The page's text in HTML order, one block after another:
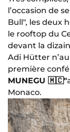
l’occasion de
Bull", les deux
le rooftop du
devant la
Adi Hütter
première
MUNEGU 🇲🇨"
Monaco.